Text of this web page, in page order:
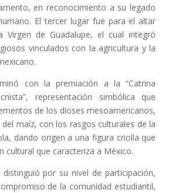
en reconocimiento a su legado
El tercer lugar fue para el altar
Virgen de Guadalupe, el cual integró
vinculados con la agricultura y la
con la premiación a la “Catrina
representación simbólica que
de los dioses mesoamericanos,
maíz, con los rasgos culturales de la
dando origen a una figura criolla que
cultural que caracteriza a México.
por su nivel de participación,
de la comunidad estudiantil,